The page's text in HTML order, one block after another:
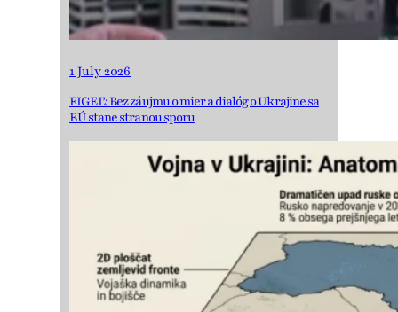
1 July 2026
FIGEĽ: Bez záujmu o mier a dialóg o Ukrajine sa
EÚ stane stranou sporu